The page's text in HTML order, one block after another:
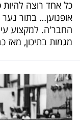
כל אחד רוצה
אופנוען… בתור
מגמות בתיכון, מאז כבר 23 שנה